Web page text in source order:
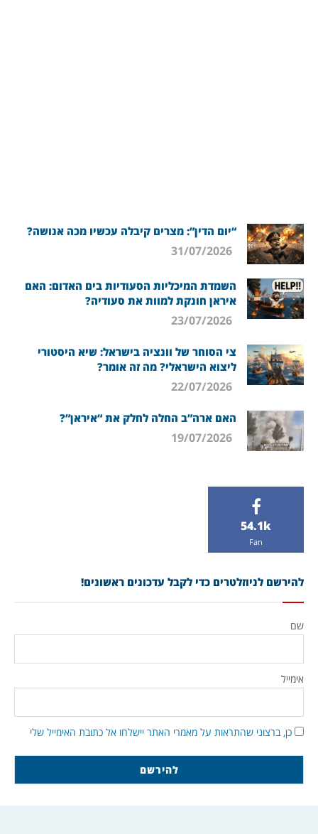
“יום הדין”: מצרים קיבלה עכשיו מכה אנושה?
השמדת המיכליות הסעודיות בים האדום: האם
איראן חונקת למוות את סעודיה?
צי הסוחר של וונציה בישראל: שיא היסטורי
ליצוא הישראלי? מה זה אומר?
האם ארה”ב החלה לחלק את “איראן”?
54.1k
Fan
להירשם לניוזלטרים כדי לקבל עדכונים ראשונים!
שם
אימייל
כן, ברצוני שהתראות על מאמרי האתר יישלחו אל כתובת האימייל שלי